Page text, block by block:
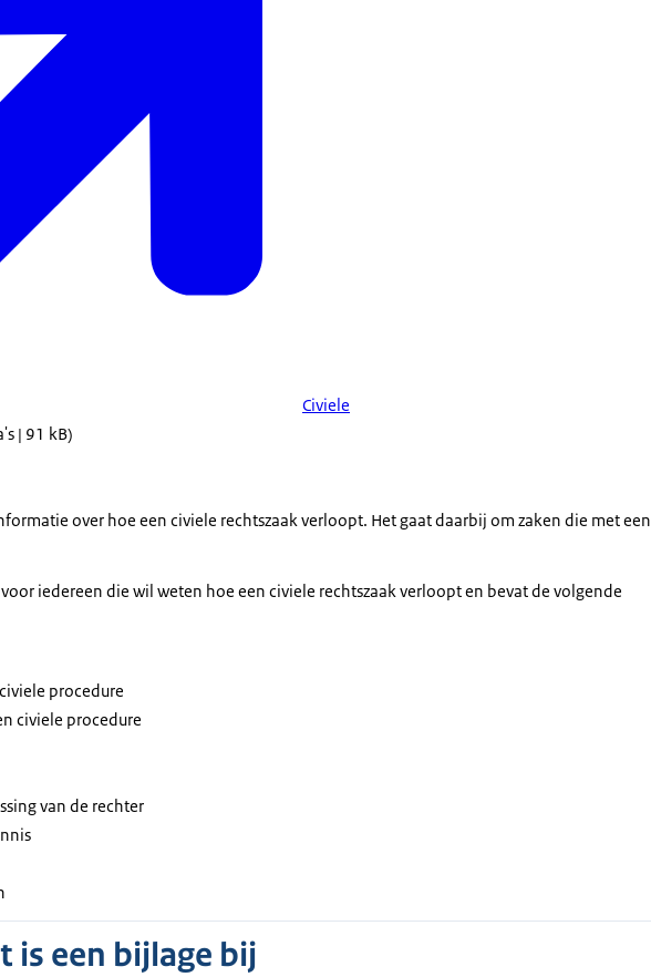
Civiele
| 91 kB)
over hoe een civiele rechtszaak verloopt. Het gaat daarbij om zaken die met een
iedereen die wil weten hoe een civiele rechtszaak verloopt en bevat de volgende
procedure
civiele procedure
van de rechter
is een bijlage bij